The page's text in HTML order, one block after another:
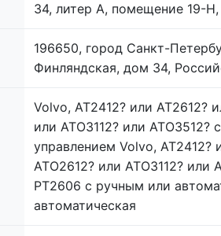
34, литер А, помещение 19-
196650, город Санкт-
Финляндская, дом 34,
Volvo, AT2412? или AT2612?
или ATO3112? или
управлением Volvo, AT2412?
ATO2612? или ATO3112? или
PT2606 с ручным или
автоматическая